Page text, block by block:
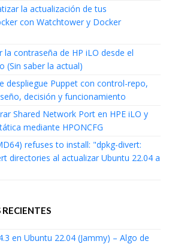
la actualización de tus
con Watchtower y Docker
la contraseña de HP iLO desde el
(Sin saber la actual)
despliegue Puppet con control-repo,
decisión y funcionamiento
Shared Network Port en HPE iLO y
mediante HPONCFG
refuses to install: "dpkg-divert:
directories al actualizar Ubuntu 22.04 a
en Ubuntu 22.04 (Jammy) – Algo de